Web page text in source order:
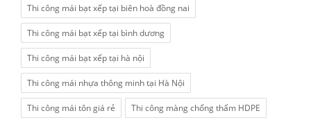
Thi công mái bạt xếp tại biên hoà đồng nai
Thi công mái bạt xếp tại bình dương
Thi công mái bạt xếp tại hà nội
Thi công mái nhựa thông minh tại Hà Nội
Thi công mái tôn giá rẻ Thi công màng chống thấm HDPE